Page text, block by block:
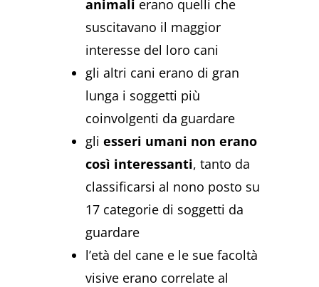
animali erano quelli che
suscitavano il maggior
interesse del loro cani
gli altri cani erano di gran
lunga i soggetti più
coinvolgenti da guardare
gliesseri umani non erano
così interessanti, tanto da
classificarsi al nono posto su
17 categorie di soggetti da
guardare
l’età del cane e le sue facoltà
visive erano correlate al